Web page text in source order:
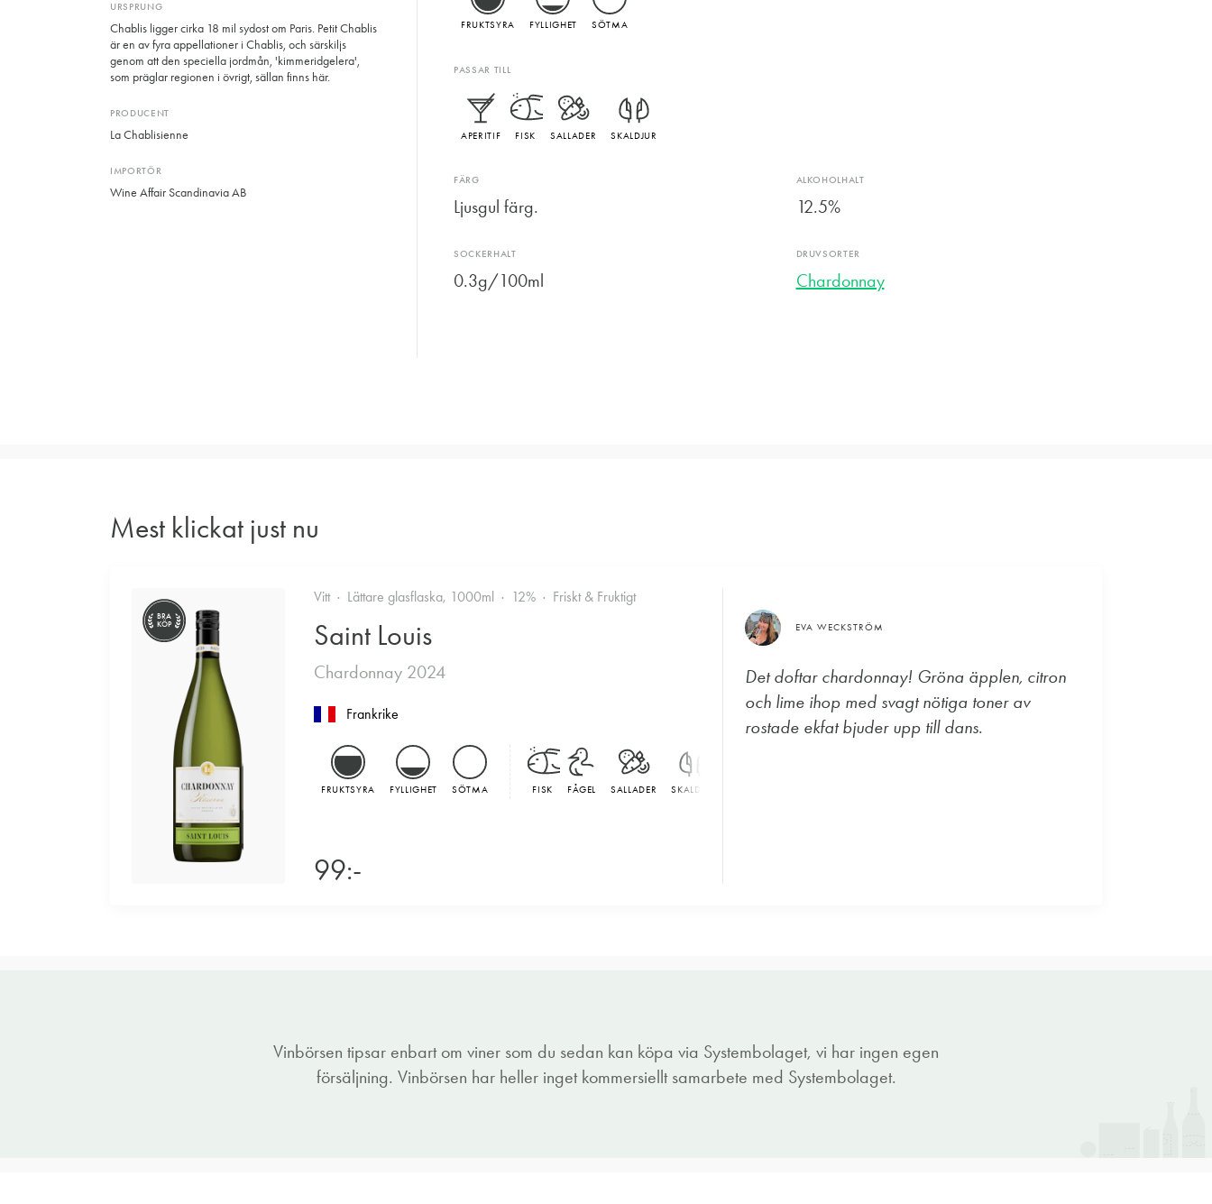
URSPRUNG
Chablis ligger cirka 18 mil sydost om Paris. Petit Chablis
är en av fyra appellationer i Chablis, och särskiljs
genom att den speciella jordmån, 'kimmeridgelera',
som präglar regionen i övrigt, sällan finns här.
PRODUCENT
La Chablisienne
IMPORTÖR
Wine Affair Scandinavia AB
FRUKTSYRA FYLLIGHET SÖTMA
PASSAR TILL
APERITIF FISK SALLADER SKALDJUR
FÄRG
Ljusgul färg.
ALKOHOLHALT
12.5%
SOCKERHALT
0.3g/100ml
DRUVSORTER
Chardonnay
Mest klickat just nu
BRA
KÖP
Vitt Lättare glasflaska, 1000ml 12% Friskt & Fruktigt
Saint Louis
Chardonnay 2024
Frankrike
FRUKTSYRA FYLLIGHET SÖTMA FISK FÅGEL SALLADER SKALDJUR
99:-
EVA WECKSTRÖM
Det doftar chardonnay! Gröna äpplen, citron
och lime ihop med svagt nötiga toner av
rostade ekfat bjuder upp till dans.
Vinbörsen tipsar enbart om viner som du sedan kan köpa via Systembolaget, vi har ingen egen
försäljning. Vinbörsen har heller inget kommersiellt samarbete med Systembolaget.